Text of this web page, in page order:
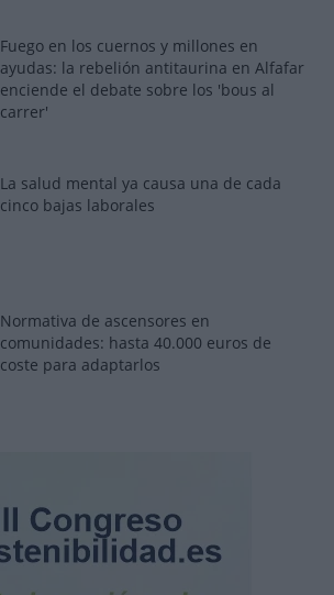
Fuego en los cuernos y millones en
ayudas: la rebelión antitaurina en Alfafar
enciende el debate sobre los 'bous al
carrer'
La salud mental ya causa una de cada
cinco bajas laborales
Normativa de ascensores en
comunidades: hasta 40.000 euros de
coste para adaptarlos